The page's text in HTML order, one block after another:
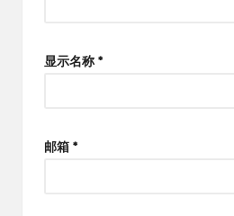
显示名称 *
邮箱 *